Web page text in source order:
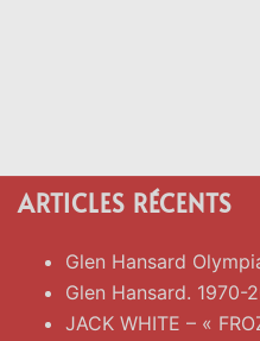
ARTICLES RÉCENTS
Glen Hansard
Glen Hansard. 1970-
JACK WHITE – «